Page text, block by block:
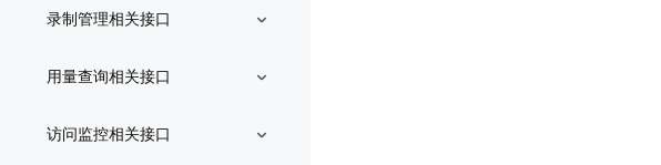
录制管理相关接口
用量查询相关接口
访问监控相关接口